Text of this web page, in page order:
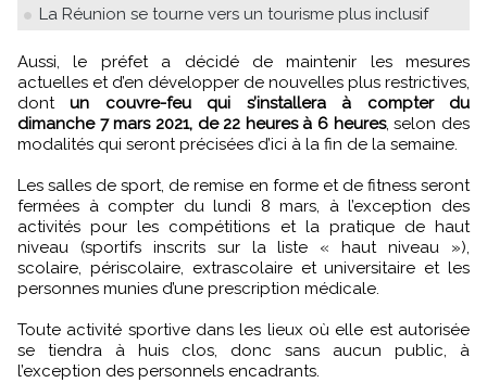
La Réunion se tourne vers un tourisme plus inclusif
Aussi, le préfet a décidé de maintenir les mesures
actuelles et d’en développer de nouvelles plus restrictives,
dontun couvre-feu qui s’installera à compter du
dimanche 7 mars 2021, de 22 heures à 6 heures, selon des
modalités qui seront précisées d’ici à la fin de la semaine.
Les salles de sport, de remise en forme et de fitness seront
fermées à compter du lundi 8 mars, à l’exception des
activités pour les compétitions et la pratique de haut
niveau (sportifs inscrits sur la liste « haut niveau »),
scolaire, périscolaire, extrascolaire et universitaire et les
personnes munies d’une prescription médicale.
Toute activité sportive dans les lieux où elle est autorisée
se tiendra à huis clos, donc sans aucun public, à
l’exception des personnels encadrants.